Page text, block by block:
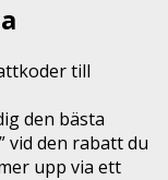
till
den bästa
vid den rabatt du
upp via ett